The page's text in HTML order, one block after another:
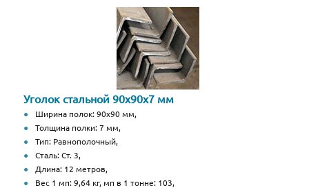
Уголок стальной 90х90х7 мм
Ширина полок: 90х90 мм,
Толщина полки: 7 мм,
Тип: Равнополочный,
Сталь: Ст. 3,
Длина: 12 метров,
Вес 1 мп: 9,64 кг, мп в 1 тонне: 103,